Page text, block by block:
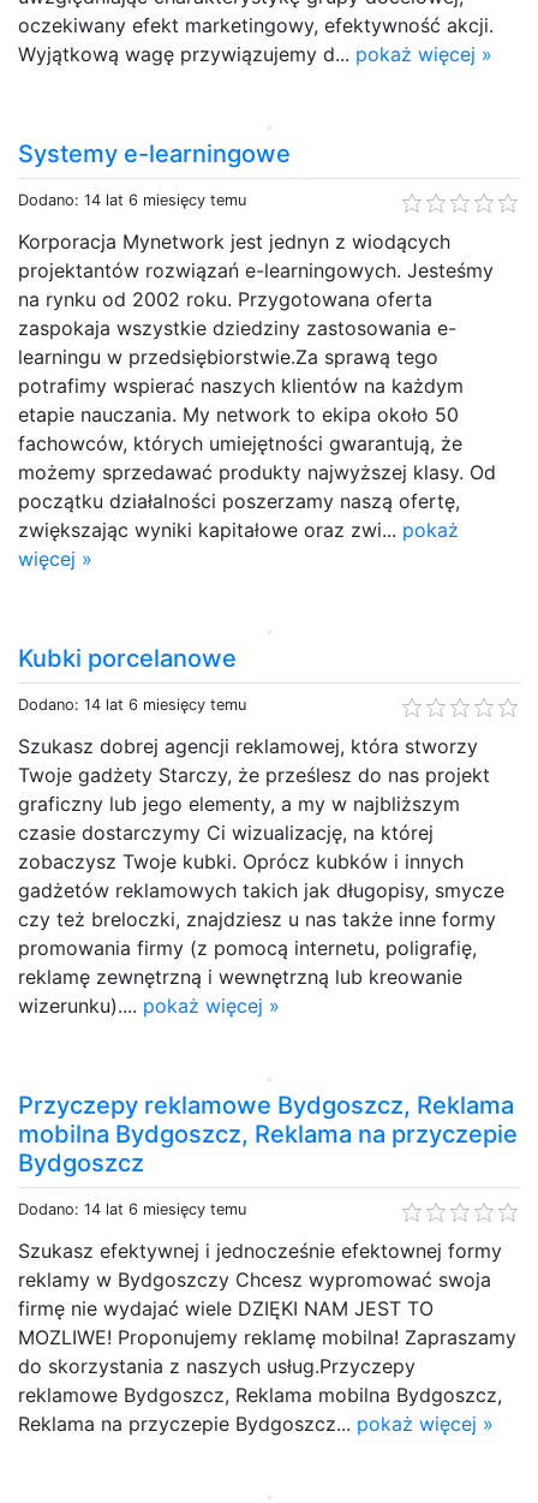
oczekiwany efekt marketingowy, efektywność akcji.
Wyjątkową wagę przywiązujemy d... pokaż więcej »
Systemy e-learningowe
Dodano: 14 lat 6 miesięcy temu
Korporacja Mynetwork jest jednyn z wiodących
projektantów rozwiązań e-learningowych. Jesteśmy
na rynku od 2002 roku. Przygotowana oferta
zaspokaja wszystkie dziedziny zastosowania e-
learningu w przedsiębiorstwie.Za sprawą tego
potrafimy wspierać naszych klientów na każdym
etapie nauczania. My network to ekipa około 50
fachowców, których umiejętności gwarantują, że
możemy sprzedawać produkty najwyższej klasy. Od
początku działalności poszerzamy naszą ofertę,
zwiększając wyniki kapitałowe oraz zwi... pokaż
więcej »
Kubki porcelanowe
Dodano: 14 lat 6 miesięcy temu
Szukasz dobrej agencji reklamowej, która stworzy
Twoje gadżety Starczy, że prześlesz do nas projekt
graficzny lub jego elementy, a my w najbliższym
czasie dostarczymy Ci wizualizację, na której
zobaczysz Twoje kubki. Oprócz kubków i innych
gadżetów reklamowych takich jak długopisy, smycze
czy też breloczki, znajdziesz u nas także inne formy
promowania firmy (z pomocą internetu, poligrafię,
reklamę zewnętrzną i wewnętrzną lub kreowanie
wizerunku).... pokaż więcej »
Przyczepy reklamowe Bydgoszcz, Reklama
mobilna Bydgoszcz, Reklama na przyczepie
Bydgoszcz
Dodano: 14 lat 6 miesięcy temu
Szukasz efektywnej i jednocześnie efektownej formy
reklamy w Bydgoszczy Chcesz wypromować swoja
firmę nie wydajać wiele DZIĘKI NAM JEST TO
MOZLIWE! Proponujemy reklamę mobilna! Zapraszamy
do skorzystania z naszych usług.Przyczepy
reklamowe Bydgoszcz, Reklama mobilna Bydgoszcz,
Reklama na przyczepie Bydgoszcz... pokaż więcej »